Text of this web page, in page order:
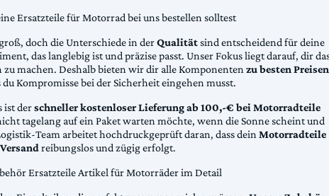
Ersatzteile für Motorrad bei uns bestellen solltest
doch die Unterschiede in derQualitätsind entscheidend für deine
das langlebig ist und präzise passt. Unser Fokus liegt darauf, dir
machen. Deshalb bieten wir dir alle Komponentenzu besten Preisen
du Kompromisse bei der Sicherheit eingehen musst.
ist derschneller kostenloser Lieferung ab 100,-€ bei Motorradteile
tagelang auf ein Paket warten möchte, wenn die Sonne scheint und
Team arbeitet hochdruckgeprüft daran, dass deinMotorradteile
Versandreibungslos und zügig erfolgt.
Ersatzteile Artikel für Motorräder im Detail